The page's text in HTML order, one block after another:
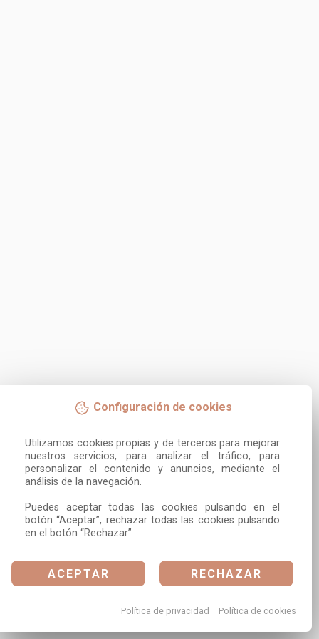
Configuración de cookies
Utilizamos cookies propias y de terceros para mejorar
nuestros servicios, para analizar el tráfico, para
personalizar el contenido y anuncios, mediante el
análisis de la navegación.
Puedes aceptar todas las cookies pulsando en el
botón “Aceptar”, rechazar todas las cookies pulsando
en el botón “Rechazar”
ACEPTAR RECHAZAR
Política de privacidad Política de cookies